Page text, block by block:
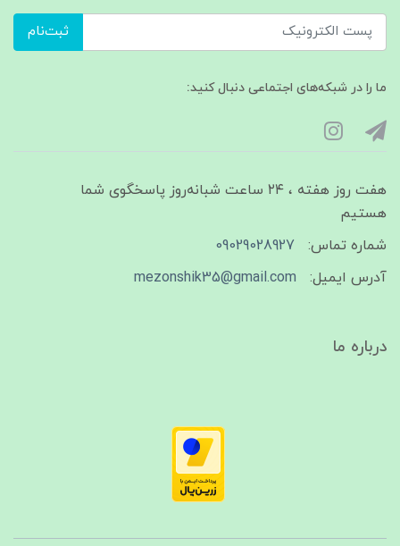
ثبت‌نام
ما را در شبکه‌های اجتماعی دنبال کنید:
هفت روز هفته ، ۲۴ ساعت شبانه‌روز پاسخگوی شما
هستیم
شماره تماس:
09029028927
آدرس ایمیل:
mezonshik35@gmail.com
درباره ما